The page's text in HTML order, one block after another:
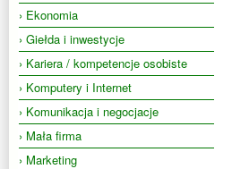
› Ekonomia
› Giełda i inwestycje
› Kariera / kompetencje osobiste
› Komputery i Internet
› Komunikacja i negocjacje
› Mała firma
› Marketing